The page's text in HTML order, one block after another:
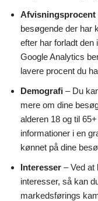
Afvisningsprocent
besøgende der har
efter har forladt den
Google Analytics
lavere procent du
Demografi – Du
mere om dine
alderen 18 og til
informationer i en
kønnet på dine
Interesser – Ved
interesser, så kan
markedsførings